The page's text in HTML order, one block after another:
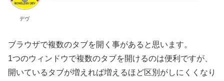
デヴ
ブラウザで複数のタブを開く事があると思います。
1つのウィンドウで複数のタブを開けるのは便利ですが、
開いているタブが増えれば増えるほど区別がしにくくなり